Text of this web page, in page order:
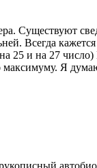
Всегда
25 и на 27
Я